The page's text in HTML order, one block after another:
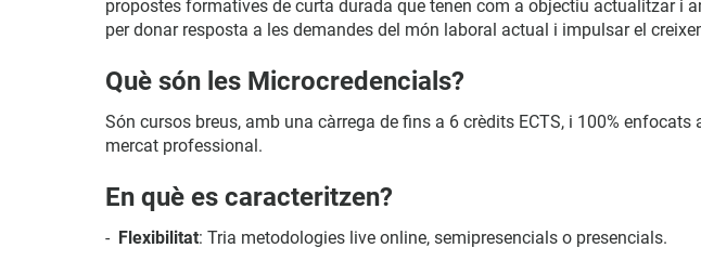
propostes formatives de curta durada que tenen com a objectiu actualitzar
per donar resposta a les demandes del món laboral actual i impulsar el
Què són les Microcredencials?
Són cursos breus, amb una càrrega de fins a 6 crèdits ECTS, i 100%
mercat professional.
En què es caracteritzen?
Flexibilitat: Tria metodologies live online, semipresencials o presencials.